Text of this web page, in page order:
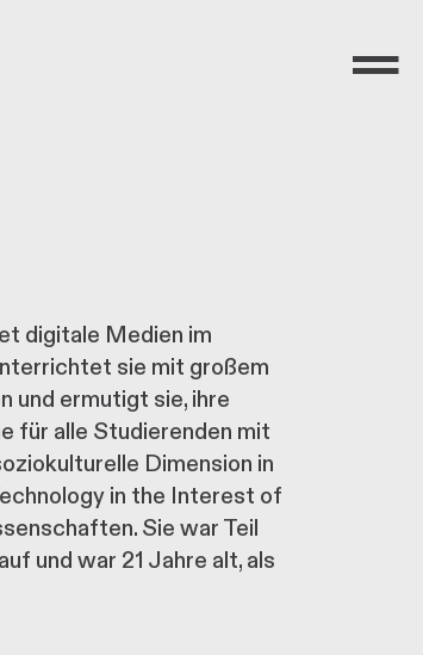
Menü
digitale Medien im
sie mit großem
und ermutigt sie, ihre
für alle Studierenden mit
Dimension in
in the Interest of
Sie war Teil
und war 21 Jahre alt, als